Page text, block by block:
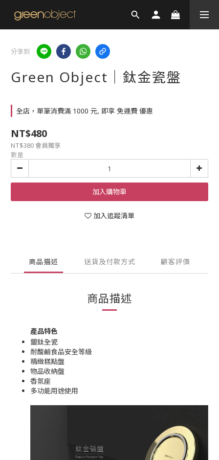
分享到
Green Object｜鈦金瓷盤
全店，單筆消費滿 1000 元, 即享 免運費 優惠
NT$480
NT$380會員獨享
數量
加入購物車
加入追蹤清單
商品描述 送貨及付款方式 顧客評價
商品描述
產品特色
鍍鈦全瓷
耐酸鹼食品安全等級
精緻糕點盤
物品收納盤
香氛座
多功能用途使用